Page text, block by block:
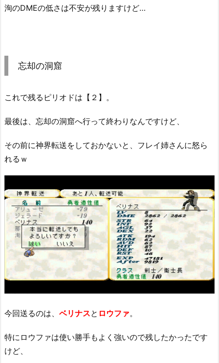
洵のDMEの低さは不安が残りますけど…
忘却の洞窟
これで残るピリオドは【２】。
最後は、忘却の洞窟へ行って終わりなんですけど、
その前に神界転送をしておかないと、フレイ姉さんに怒ら
れるｗ
今回送るのは、 ベリナスと ロウファ。
特にロウファは使い勝手もよく強いので残したかったです
けど、